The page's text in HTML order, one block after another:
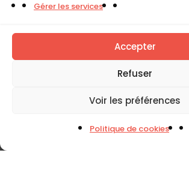
Gérer les services
Accepter
Refuser
Voir les préférences
Politique de cookies
5, Rue Ambroise Croizat
95195 BP30523
Goussainville Cedex Val
0033(0)1 34 04 76 51
Tous droits réservés. Copyright ©